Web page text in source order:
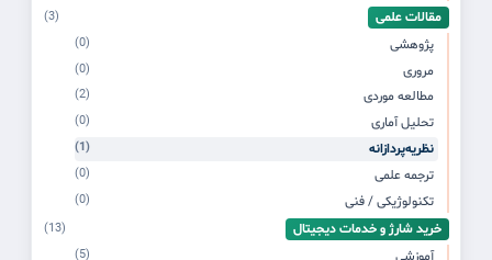
مقالات علمی (3)
پژوهشی (0)
مروری (0)
مطالعه موردی (2)
تحلیل آماری (0)
نظریه‌پردازانه (1)
ترجمه علمی (0)
تکنولوژیکی / فنی (0)
خرید شارژ و خدمات دیجیتال (13)
(5)